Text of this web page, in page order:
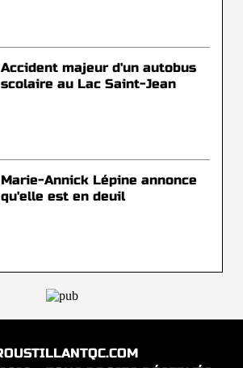
Accident majeur d'un autobus
scolaire au Lac Saint-Jean
Marie-Annick Lépine annonce
qu'elle est en deuil